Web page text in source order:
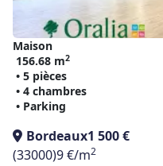
Maison
156.68 m2
• 5 pièces
• 4 chambres
• Parking
Bordeaux1 500 €
(33000)9 €/m2